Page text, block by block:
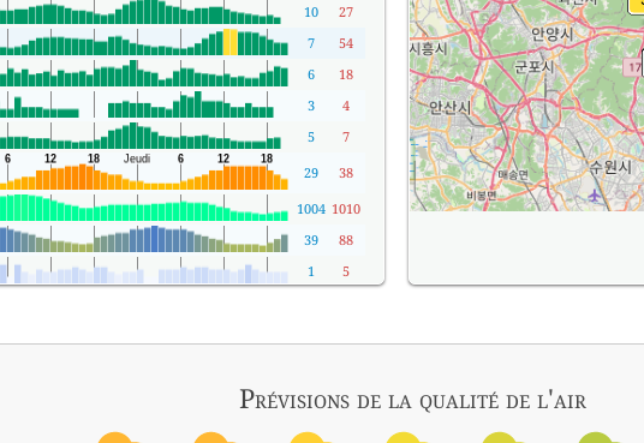
10
27
7
54
6
18
3
4
5
7
29
38
1004 1010
39
88
1 5
Prévisionsde la qualité de l'air